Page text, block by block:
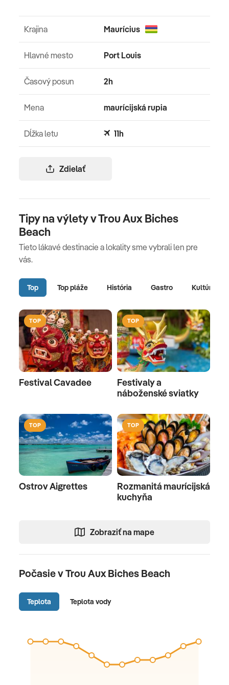
Zdielať
Krajina Maurícius
Hlavné mesto Port Louis
Časový posun 2h
Mena maurícijská rupia
Dĺžka letu 11h
Tipy na výlety v Trou Aux Biches
Beach
Tieto lákavé destinacie a lokality sme vybrali len pre
vás.
Top Top pláže História Gastro Kultúra
TOP
Festival Cavadee
TOP
Festivaly a
náboženské sviatky
TOP
Ostrov Aigrettes
TOP
Rozmanitá maurícijská
kuchyňa
Zobraziť na mape
Počasie v Trou Aux Biches Beach
Teplota Teplota vody